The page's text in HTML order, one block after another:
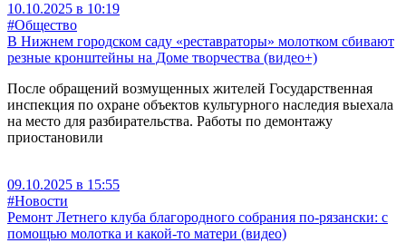
10.10.2025 в 10:19
#Общество
В Нижнем городском саду «реставраторы» молотком сбивают
резные кронштейны на Доме творчества (видео+)
После обращений возмущенных жителей Государственная
инспекция по охране объектов культурного наследия выехала
на место для разбирательства. Работы по демонтажу
приостановили
09.10.2025 в 15:55
#Новости
Ремонт Летнего клуба благородного собрания по-рязански: с
помощью молотка и какой-то матери (видео)